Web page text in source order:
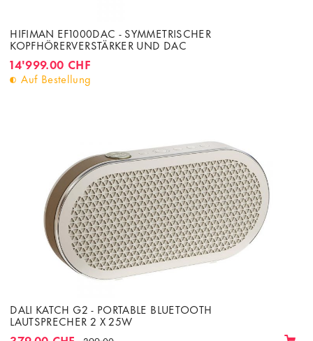
HIFIMAN EF1000DAC - SYMMETRISCHER
KOPFHÖRERVERSTÄRKER UND DAC
14'999.00 CHF
Auf Bestellung
DALI KATCH G2 - PORTABLE BLUETOOTH
LAUTSPRECHER 2 X 25W